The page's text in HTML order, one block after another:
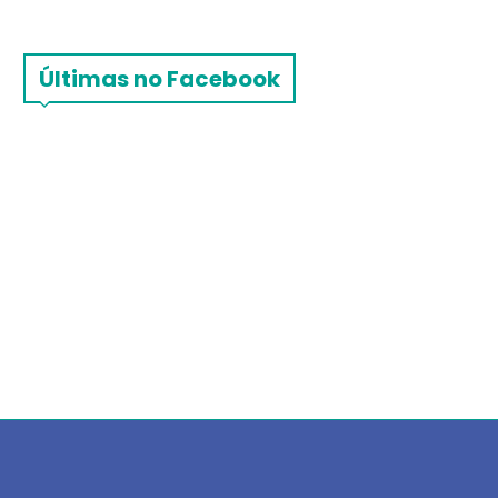
Últimas no Facebook